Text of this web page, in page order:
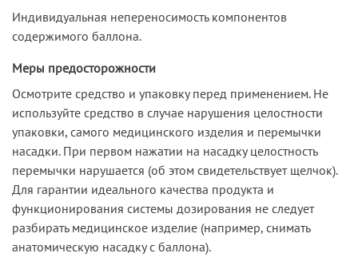
Индивидуальная непереносимость компонентов
содержимого баллона.
Меры предосторожности
Осмотрите средство и упаковку перед применением. Не
используйте средство в случае нарушения целостности
упаковки, самого медицинского изделия и перемычки
насадки. При первом нажатии на насадку целостность
перемычки нарушается (об этом свидетельствует щелчок).
Для гарантии идеального качества продукта и
функционирования системы дозирования не следует
разбирать медицинское изделие (например, снимать
анатомическую насадку с баллона).